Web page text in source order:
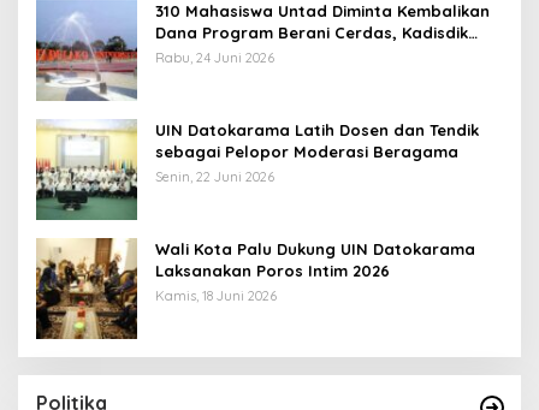
310 Mahasiswa Untad Diminta Kembalikan
Dana Program Berani Cerdas, Kadisdik
Sulteng: Tidak Boleh Terima Beasiswa
Rabu, 24 Juni 2026
UIN Datokarama Latih Dosen dan Tendik
sebagai Pelopor Moderasi Beragama
Senin, 22 Juni 2026
Wali Kota Palu Dukung UIN Datokarama
Laksanakan Poros Intim 2026
Kamis, 18 Juni 2026
Politika